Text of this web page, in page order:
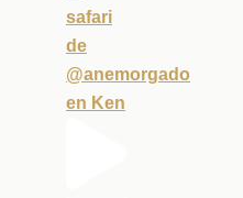
safari
de
@anemorgado
en Ken